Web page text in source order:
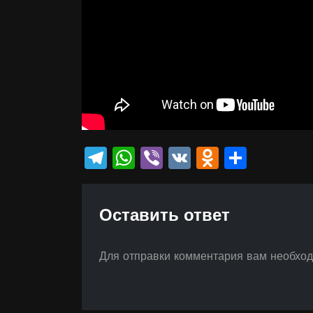
Telegram
WhatsApp
Viber
VK
Оставить ответ
Для отправки комментария вам